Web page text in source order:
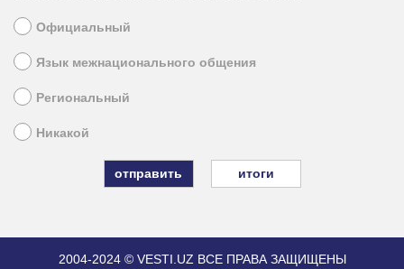
Официальный
Язык межнационального общения
Региональный
Никакой
итоги
2004-2024 © VESTI.UZ ВСЕ ПРАВА ЗАЩИЩЕНЫ